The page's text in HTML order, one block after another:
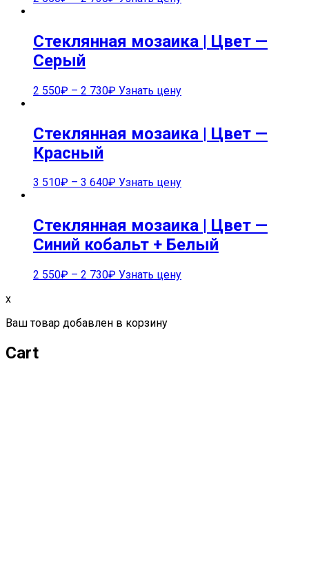
Стеклянная мозаика | Цвет —
Серый
2 550₽ – 2 730₽ Узнать цену
Стеклянная мозаика | Цвет —
Красный
3 510₽ – 3 640₽ Узнать цену
Стеклянная мозаика | Цвет —
Синий кобальт + Белый
2 550₽ – 2 730₽ Узнать цену
x
Ваш товар добавлен в корзину
Cart